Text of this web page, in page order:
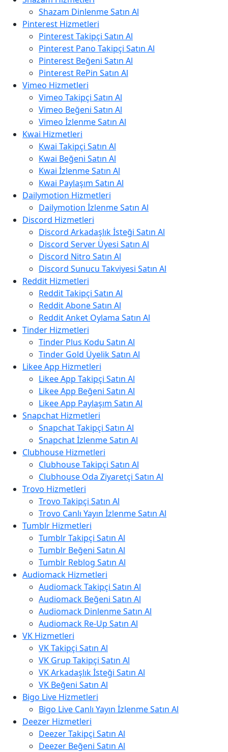
Shazam Dinlenme Satın Al
Pinterest Hizmetleri
Pinterest Takipçi Satın Al
Pinterest Pano Takipçi Satın Al
Pinterest Beğeni Satın Al
Pinterest RePin Satın Al
Vimeo Hizmetleri
Vimeo Takipçi Satın Al
Vimeo Beğeni Satın Al
Vimeo İzlenme Satın Al
Kwai Hizmetleri
Kwai Takipçi Satın Al
Kwai Beğeni Satın Al
Kwai İzlenme Satın Al
Kwai Paylaşım Satın Al
Dailymotion Hizmetleri
Dailymotion İzlenme Satın Al
Discord Hizmetleri
Discord Arkadaşlık İsteği Satın Al
Discord Server Üyesi Satın Al
Discord Nitro Satın Al
Discord Sunucu Takviyesi Satın Al
Reddit Hizmetleri
Reddit Takipçi Satın Al
Reddit Abone Satın Al
Reddit Anket Oylama Satın Al
Tinder Hizmetleri
Tinder Plus Kodu Satın Al
Tinder Gold Üyelik Satın Al
Likee App Hizmetleri
Likee App Takipçi Satın Al
Likee App Beğeni Satın Al
Likee App Paylaşım Satın Al
Snapchat Hizmetleri
Snapchat Takipçi Satın Al
Snapchat İzlenme Satın Al
Clubhouse Hizmetleri
Clubhouse Takipçi Satın Al
Clubhouse Oda Ziyaretçi Satın Al
Trovo Hizmetleri
Trovo Takipçi Satın Al
Trovo Canlı Yayın İzlenme Satın Al
Tumblr Hizmetleri
Tumblr Takipçi Satın Al
Tumblr Beğeni Satın Al
Tumblr Reblog Satın Al
Audiomack Hizmetleri
Audiomack Takipçi Satın Al
Audiomack Beğeni Satın Al
Audiomack Dinlenme Satın Al
Audiomack Re-Up Satın Al
VK Hizmetleri
VK Takipçi Satın Al
VK Grup Takipçi Satın Al
VK Arkadaşlık İsteği Satın Al
VK Beğeni Satın Al
Bigo Live Hizmetleri
Bigo Live Canlı Yayın İzlenme Satın Al
Deezer Hizmetleri
Deezer Takipçi Satın Al
Deezer Beğeni Satın Al